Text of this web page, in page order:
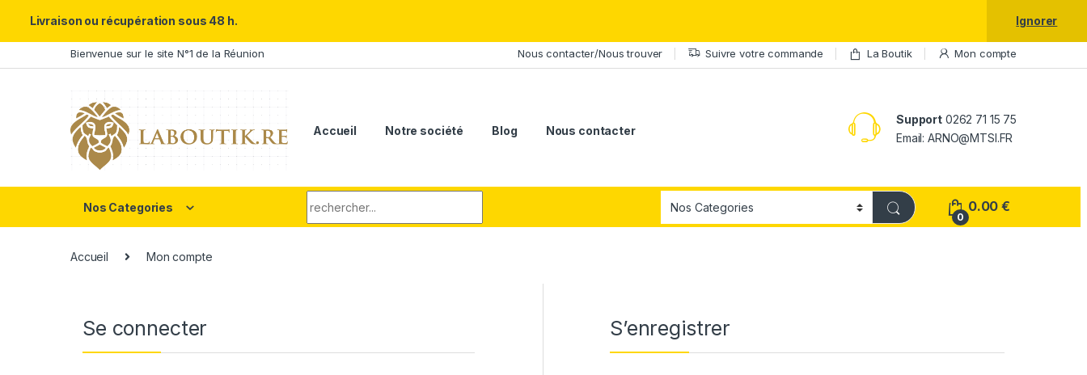
Skip to navigation
Skip to contentBienvenue sur le site N°1 de la Réunion Nous contacter/Nous trouver Suivre votre commande La Boutik Mon compte
Accueil Notre société Blog Nous contacter
Support0262 71 15 75
Email: ARNO@MTSI.FR
Nos Categories
0
0.00€
Accueil Mon compte
Se connecter S’enregistrer
Livraison ou récupération sous 48 h. Ignorer